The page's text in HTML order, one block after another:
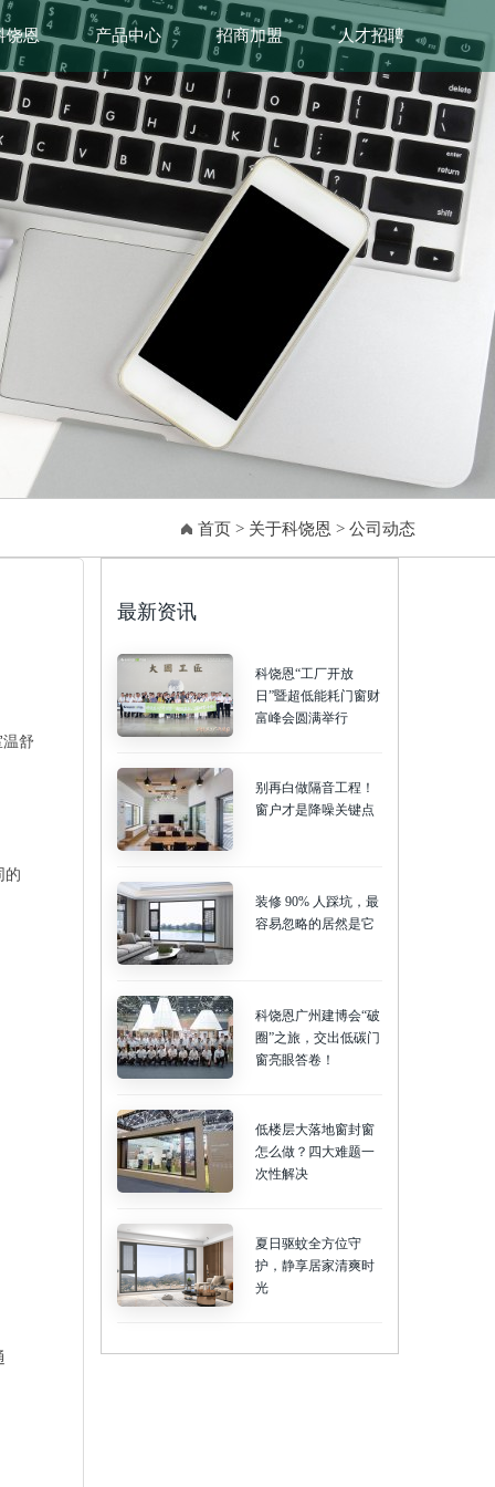
饶恩 产品中心 招商加盟 人才招聘
首页 > 关于科饶恩 > 公司动态
温舒
的
最新资讯
科饶恩“工厂开放
日”暨超低能耗门窗财
富峰会圆满举行
别再白做隔音工程！
窗户才是降噪关键点
装修 90% 人踩坑，最
容易忽略的居然是它
科饶恩广州建博会“破
圈”之旅，交出低碳门
窗亮眼答卷！
低楼层大落地窗封窗
怎么做？四大难题一
次性解决
夏日驱蚊全方位守
护，静享居家清爽时
光